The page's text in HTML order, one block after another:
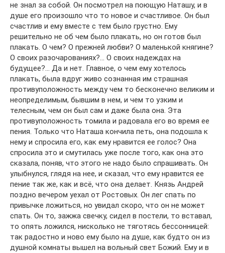
не знал за собой. Он посмотрел на поющую Наташу, и в
душе его произошло что то новое и счастливое. Он был
счастлив и ему вместе с тем было грустно. Ему
решительно не об чем было плакать, но он готов был
плакать. О чем? О прежней любви? О маленькой княгине?
О своих разочарованиях?… О своих надеждах на
будущее?… Да и нет. Главное, о чем ему хотелось
плакать, была вдруг живо сознанная им страшная
противуположность между чем то бесконечно великим и
неопределимым, бывшим в нем, и чем то узким и
телесным, чем он был сам и даже была она. Эта
противуположность томила и радовала его во время ее
пения. Только что Наташа кончила петь, она подошла к
нему и спросила его, как ему нравится ее голос? Она
спросила это и смутилась уже после того, как она это
сказала, поняв, что этого не надо было спрашивать. Он
улыбнулся, глядя на нее, и сказал, что ему нравится ее
пение так же, как и всё, что она делает. Князь Андрей
поздно вечером уехал от Ростовых. Он лег спать по
привычке ложиться, но увидал скоро, что он не может
спать. Он то, зажжа свечку, сидел в постели, то вставал,
то опять ложился, нисколько не тяготясь бессонницей:
так радостно и ново ему было на душе, как будто он из
душной комнаты вышел на вольный свет Божий. Ему и в